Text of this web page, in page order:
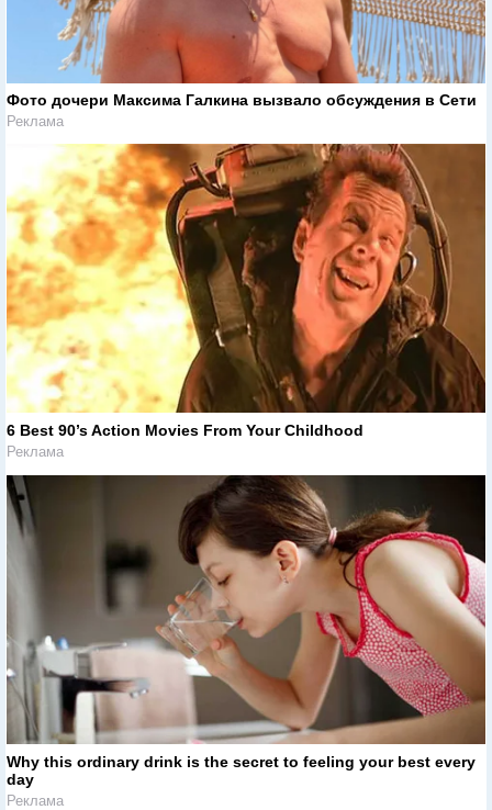
Фото дочери Максима Галкина вызвало обсуждения в Сети
Реклама
6 Best 90’s Action Movies From Your Childhood
Реклама
Why this ordinary drink is the secret to feeling your best every
day
Реклама